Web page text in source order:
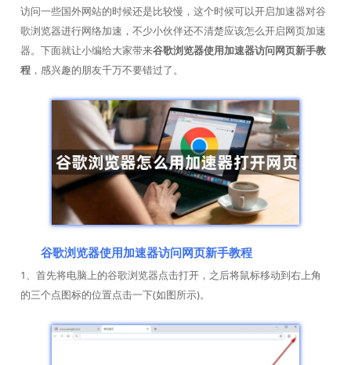
访问一些国外网站的时候还是比较慢，这个时候可以开启加速器对谷
歌浏览器进行网络加速，不少小伙伴还不清楚应该怎么开启网页加速
器。下面就让小编给大家带来谷歌浏览器使用加速器访问网页新手教
程，感兴趣的朋友千万不要错过了。
谷歌浏览器使用加速器访问网页新手教程
1、首先将电脑上的谷歌浏览器点击打开，之后将鼠标移动到右上角
的三个点图标的位置点击一下(如图所示)。